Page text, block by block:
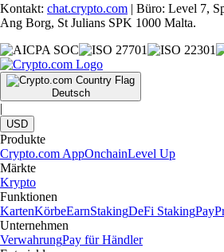
Kontakt: chat.crypto.com | Büro: Level 7,
Ang Borg, St Julians SPK 1000 Malta.
Deutsch
|
USD
Produkte
Crypto.com AppOnchainLevel Up
Märkte
Krypto
Funktionen
KartenKörbeEarnStakingDeFi StakingPay
Unternehmen
VerwahrungPay für Händler